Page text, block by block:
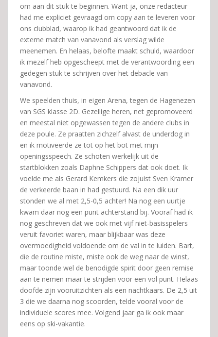
om aan dit stuk te beginnen. Want ja, onze redacteur
had me expliciet gevraagd om copy aan te leveren voor
ons clubblad, waarop ik had geantwoord dat ik de
externe match van vanavond als verslag wilde
meenemen. En helaas, belofte maakt schuld, waardoor
ik mezelf heb opgescheept met de verantwoording een
gedegen stuk te schrijven over het debacle van
vanavond.
We speelden thuis, in eigen Arena, tegen de Hagenezen
van SGS klasse 2D. Gezellige heren, net gepromoveerd
en meestal niet opgewassen tegen de andere clubs in
deze poule. Ze praatten zichzelf alvast de underdog in
en ik motiveerde ze tot op het bot met mijn
openingsspeech. Ze schoten werkelijk uit de
startblokken zoals Daphne Schippers dat ook doet. Ik
voelde me als Gerard Kemkers die zojuist Sven Kramer
de verkeerde baan in had gestuurd. Na een dik uur
stonden we al met 2,5-0,5 achter! Na nog een uurtje
kwam daar nog een punt achterstand bij. Vooraf had ik
nog geschreven dat we ook met vijf niet-basisspelers
veruit favoriet waren, maar blijkbaar was deze
overmoedigheid voldoende om de val in te luiden. Bart,
die de routine miste, miste ook de weg naar de winst,
maar toonde wel de benodigde spirit door geen remise
aan te nemen maar te strijden voor een vol punt. Helaas
doofde zijn vooruitzichten als een nachtkaars. De 2,5 uit
3 die we daarna nog scoorden, telde vooral voor de
individuele scores mee. Volgend jaar ga ik ook maar
eens op ski-vakantie.